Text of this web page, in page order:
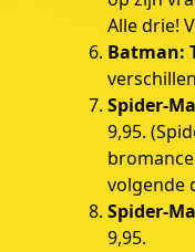
Alle drie!
Batman:
Spider-
9,95.
volgende
Spider-
9,95.